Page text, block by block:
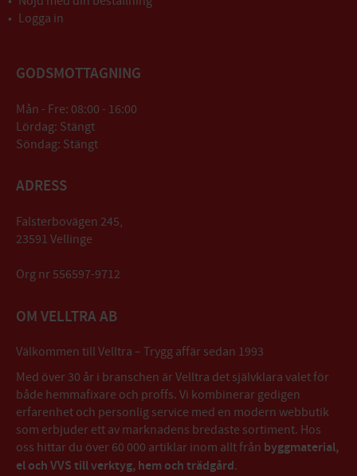
Logga in
GODSMOTTAGNING
Mån - Fre: 08:00 - 16:00
Lördag: Stängt
Söndag: Stängt
ADRESS
Falsterbovägen 245,
23591 Vellinge
Org nr 556597-9712
OM VELLTRA AB
Välkommen till Velltra – Trygg affär sedan 1993
Med över 30 år i branschen är Velltra det självklara valet för
både hemmafixare och proffs. Vi kombinerar gedigen
erfarenhet och personlig service med en modern webbutik
som erbjuder ett av marknadens bredaste sortiment. Hos
oss hittar du över 60 000 artiklar inom allt från byggmaterial,
el och VVS till verktyg, hem och trädgård.